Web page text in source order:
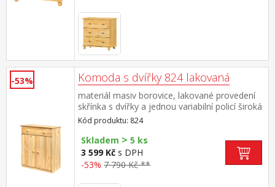
-53% Komoda s dvířky 824 lakovaná
materiál masiv borovice, lakované provedení
skřínka s dvířky a jednou variabilní policí široká
zásuvka s kovovými pojezdy, hloubka zásuvky
36,5 cm
Kód produktu: 824
Skladem > 5 ks
3 599 Kč s DPH
-53% 7 790 Kč **